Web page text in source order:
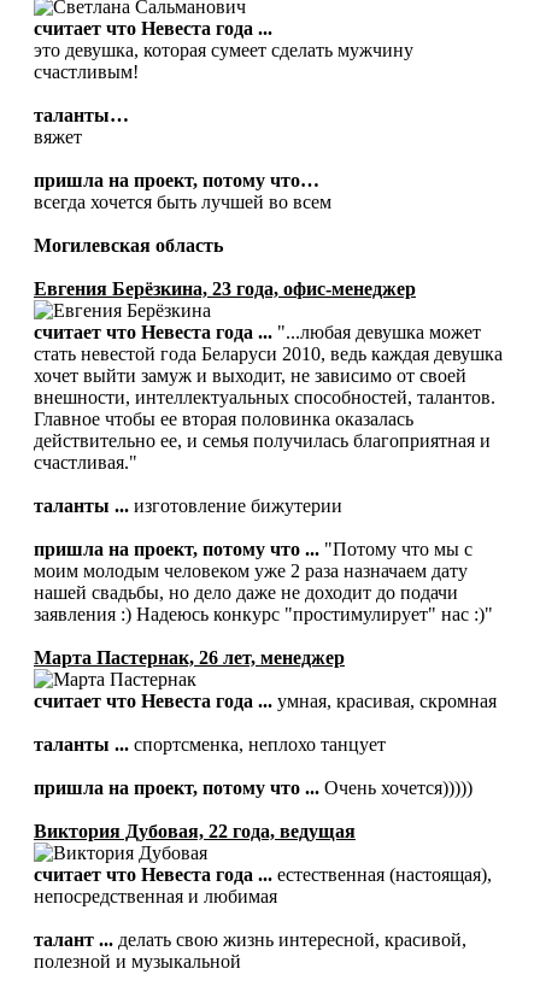
считает что Невеста года ...
это девушка, которая сумеет сделать мужчину
счастливым!
таланты…
вяжет
пришла на проект, потому что…
всегда хочется быть лучшей во всем
Могилевская область
Евгения Берёзкина, 23 года, офис-менеджер
считает что Невеста года ... "...любая девушка может
стать невестой года Беларуси 2010, ведь каждая девушка
хочет выйти замуж и выходит, не зависимо от своей
внешности, интеллектуальных способностей, талантов.
Главное чтобы ее вторая половинка оказалась
действительно ее, и семья получилась благоприятная и
счастливая."
таланты ... изготовление бижутерии
пришла на проект, потому что ... "Потому что мы с
моим молодым человеком уже 2 раза назначаем дату
нашей свадьбы, но дело даже не доходит до подачи
заявления :) Надеюсь конкурс "простимулирует" нас :)"
Марта Пастернак, 26 лет, менеджер
считает что Невеста года ... умная, красивая, скромная
таланты ... спортсменка, неплохо танцует
пришла на проект, потому что ... Очень хочется)))))
Виктория Дубовая, 22 года, ведущая
считает что Невеста года ... естественная (настоящая),
непосредственная и любимая
талант ... делать свою жизнь интересной, красивой,
полезной и музыкальной